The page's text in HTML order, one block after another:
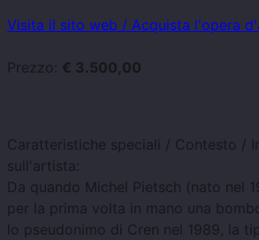
Visita il sito web / Acquista l'opera
Prezzo: € 3.500,00
Caratteristiche speciali / Contesto /
sull'artista:
Da quando Michel Pietsch (nato nel
per la prima volta in mano una
lo pseudonimo di Cren nel 1989, la